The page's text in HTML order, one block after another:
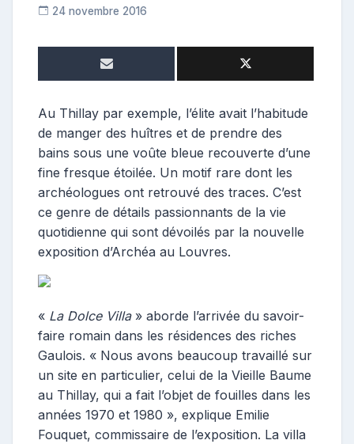
24 novembre 2016
e
t
r
Au Thillay par exemple, l’élite avait l’habitude
de manger des huîtres et de prendre des
bains sous une voûte bleue recouverte d’une
fine fresque étoilée. Un motif rare dont les
archéologues ont retrouvé des traces. C’est
ce genre de détails passionnants de la vie
quotidienne qui sont dévoilés par la nouvelle
exposition d’Archéa au Louvres.
« La Dolce Villa» aborde l’arrivée du savoir-
faire romain dans les résidences des riches
Gaulois. « Nous avons beaucoup travaillé sur
un site en particulier, celui de la Vieille Baume
au Thillay, qui a fait l’objet de fouilles dans les
années 1970 et 1980 », explique Emilie
Fouquet, commissaire de l’exposition. La villa